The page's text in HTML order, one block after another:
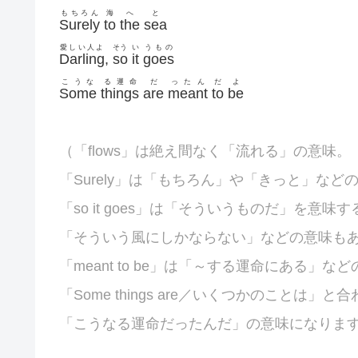
Surely
もちろん
to
海
the
へ
sea
と
Darling
愛しい人よ
, so
そう
it
い
goes
うもの
Some
こうな
things
る運命
are
だ
meant
ったん
to
だ
be
よ
（「flows」は絶え間なく「流れる」の意味。
「Surely」は「もちろん」や「きっと」など
「so it goes」は「そういうものだ」を意味す
「そういう風にしかならない」などの意味も
「meant to be」は「～する運命にある」など
「Some things are／いくつかのことは」と合
「こうなる運命だったんだ」の意味になりま